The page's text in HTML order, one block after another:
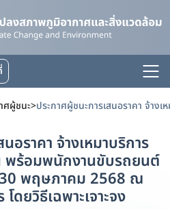
ศผู้ชนะ>
อราคา จ้างเหมาบริการ
พร้อมพนักงานขับรถยนต์
30 พฤษภาคม 2568 ณ
ดยวิธีเฉพาะเจาะจง